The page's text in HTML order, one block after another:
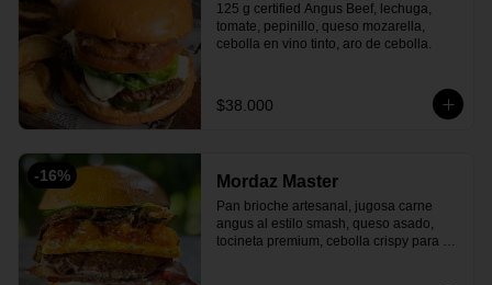
125 g certified Angus Beef, lechuga,
tomate, pepinillo, queso mozarella,
cebolla en vino tinto, aro de cebolla.
$38.000
-16% Mordaz Master
Pan brioche artesanal, jugosa carne
angus al estilo smash, queso asado,
tocineta premium, cebolla crispy para un